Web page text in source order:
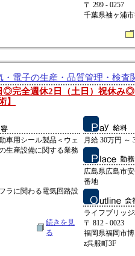
〒 299 - 0257
千葉県袖ヶ浦
・電子の生産・品質管理・検査
◎完全週休2日（土日）祝休み
】
車用シール製品＜ウェ
生産設備に関する業務
ラに関わる電気回路設
続きを見
る
月給 30万円 ～
広島県広島市
番地
ライフブリッ
〒 812 - 0023
福岡県福岡市
z呉服町3F